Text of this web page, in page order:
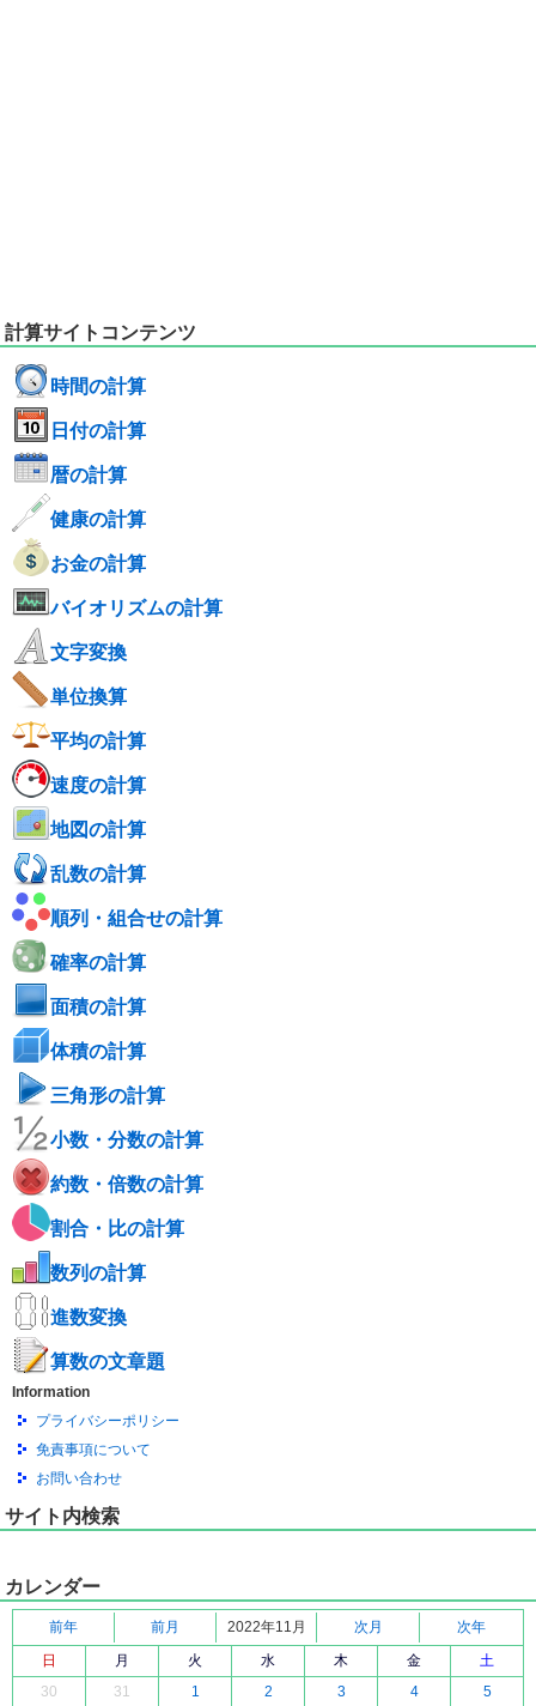
計算サイトコンテンツ
時間の計算
日付の計算
暦の計算
健康の計算
お金の計算
バイオリズムの計算
文字変換
単位換算
平均の計算
速度の計算
地図の計算
乱数の計算
順列・組合せの計算
確率の計算
面積の計算
体積の計算
三角形の計算
小数・分数の計算
約数・倍数の計算
割合・比の計算
数列の計算
進数変換
算数の文章題
Information
プライバシーポリシー
免責事項について
お問い合わせ
サイト内検索
カレンダー
前年 前月 2022年11月 次月
次年
日
月 火 水 木 金
土
30
31 1 2 3 4 5